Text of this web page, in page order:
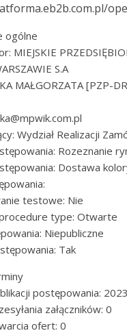
ogólne
MIEJSKIE
S.A
MAŁGORZATA [PZP-
Wydział Realizacji
Rozeznanie
Dostawa
testowe: Nie
type: Otwarte
Niepubliczne
Tak
postępowania:
załączników: 0
ofert: 0